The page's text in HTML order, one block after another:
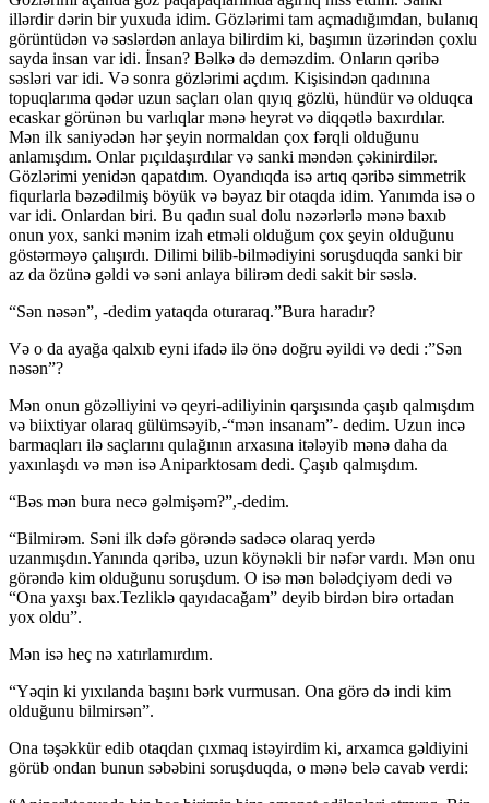
illərdir dərin bir yuxuda idim. Gözlərimi tam açmadığımdan, bulanıq
görüntüdən və səslərdən anlaya bilirdim ki, başımın üzərindən çoxlu
sayda insan var idi. İnsan? Bəlkə də deməzdim. Onların qəribə
səsləri var idi. Və sonra gözlərimi açdım. Kişisindən qadınına
topuqlarıma qədər uzun saçları olan qıyıq gözlü, hündür və olduqca
ecaskar görünən bu varlıqlar mənə heyrət və diqqətlə baxırdılar.
Mən ilk saniyədən hər şeyin normaldan çox fərqli olduğunu
anlamışdım. Onlar pıçıldaşırdılar və sanki məndən çəkinirdilər.
Gözlərimi yenidən qapatdım. Oyandıqda isə artıq qəribə simmetrik
fiqurlarla bəzədilmiş böyük və bəyaz bir otaqda idim. Yanımda isə o
var idi. Onlardan biri. Bu qadın sual dolu nəzərlərlə mənə baxıb
onun yox, sanki mənim izah etməli olduğum çox şeyin olduğunu
göstərməyə çalışırdı. Dilimi bilib-bilmədiyini soruşduqda sanki bir
az da özünə gəldi və səni anlaya bilirəm dedi sakit bir səslə.
“Sən nəsən”, -dedim yataqda oturaraq.”Bura haradır?
Və o da ayağa qalxıb eyni ifadə ilə önə doğru əyildi və dedi :”Sən
nəsən”?
Mən onun gözəlliyini və qeyri-adiliyinin qarşısında çaşıb qalmışdım
və biixtiyar olaraq gülümsəyib,-“mən insanam”- dedim. Uzun incə
barmaqları ilə saçlarını qulağının arxasına itələyib mənə daha da
yaxınlaşdı və mən isə Aniparktosam dedi. Çaşıb qalmışdım.
“Bəs mən bura necə gəlmişəm?”,-dedim.
“Bilmirəm. Səni ilk dəfə görəndə sadəcə olaraq yerdə
uzanmışdın.Yanında qəribə, uzun köynəkli bir nəfər vardı. Mən onu
görəndə kim olduğunu soruşdum. O isə mən bələdçiyəm dedi və
“Ona yaxşı bax.Tezliklə qayıdacağam” deyib birdən birə ortadan
yox oldu”.
Mən isə heç nə xatırlamırdım.
“Yəqin ki yıxılanda başını bərk vurmusan. Ona görə də indi kim
olduğunu bilmirsən”.
Ona təşəkkür edib otaqdan çıxmaq istəyirdim ki, arxamca gəldiyini
görüb ondan bunun səbəbini soruşduqda, o mənə belə cavab verdi: